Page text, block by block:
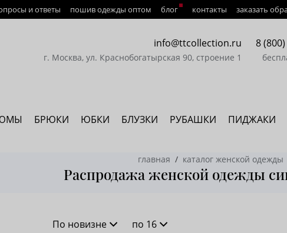
и ответы пошив одежды оптом блог контакты заказать
info@ttcollection.ru
г. Москва, ул. Краснобогатырская 90, строение 1
8
БРЮКИ ЮБКИ БЛУЗКИ РУБАШКИ ПИДЖАКИ
главная каталог женской одежды
Распродажа женской одежды
По новизне
по 16